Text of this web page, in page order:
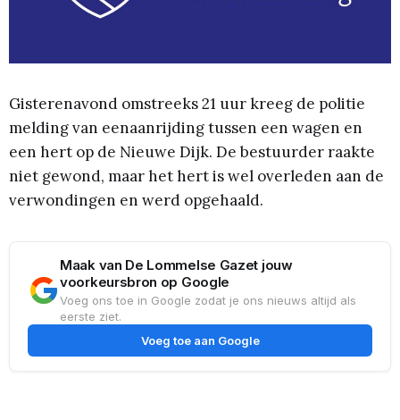
Gisterenavond omstreeks 21 uur kreeg de politie
melding van eenaanrijding tussen een wagen en
een hert op de Nieuwe Dijk. De bestuurder raakte
niet gewond, maar het hert is wel overleden aan de
verwondingen en werd opgehaald.
Maak van De Lommelse Gazet jouw
voorkeursbron op Google
Voeg ons toe in Google zodat je ons nieuws altijd als
eerste ziet.
Voeg toe aan Google